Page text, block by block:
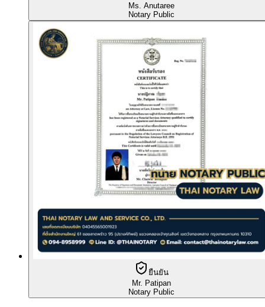
Ms. Anutaree
Notary Public
ยืนยัน
Mr. Patipan
Notary Public